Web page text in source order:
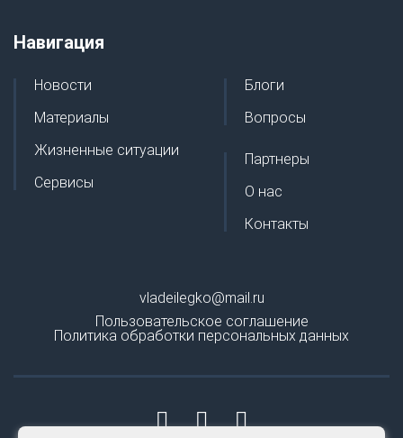
Навигация
Новости
Материалы
Жизненные ситуации
Сервисы
Блоги
Вопросы
Партнеры
О нас
Контакты
vladeilegko@mail.ru
Пользовательское соглашение
Политика обработки персональных данных